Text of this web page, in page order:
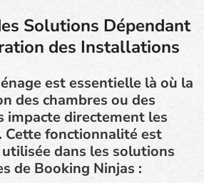
Solutions Dépendant
des Installations
est essentielle là où la
des chambres ou des
impacte directement les
Cette fonctionnalité est
dans les solutions
de Booking Ninjas :